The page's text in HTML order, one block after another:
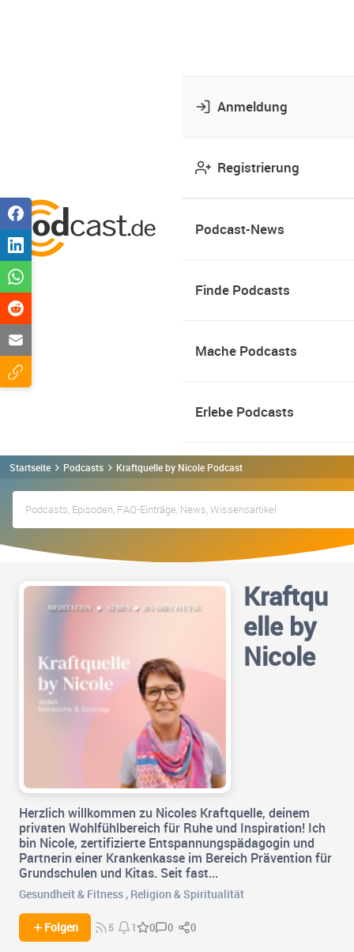
Anmeldung
Registrierung
Podcast-News
Finde Podcasts
Mache Podcasts
Erlebe Podcasts
Startseite Podcasts Kraftquelle by Nicole Podcast
Kraftqu
elle by
Nicole
Herzlich willkommen zu Nicoles Kraftquelle, deinem
privaten Wohlfühlbereich für Ruhe und Inspiration! Ich
bin Nicole, zertifizierte Entspannungspädagogin und
Partnerin einer Krankenkasse im Bereich Prävention für
Grundschulen und Kitas. Seit fast...
Gesundheit & Fitness , Religion & Spiritualität
Folgen 5 1 0 0 0